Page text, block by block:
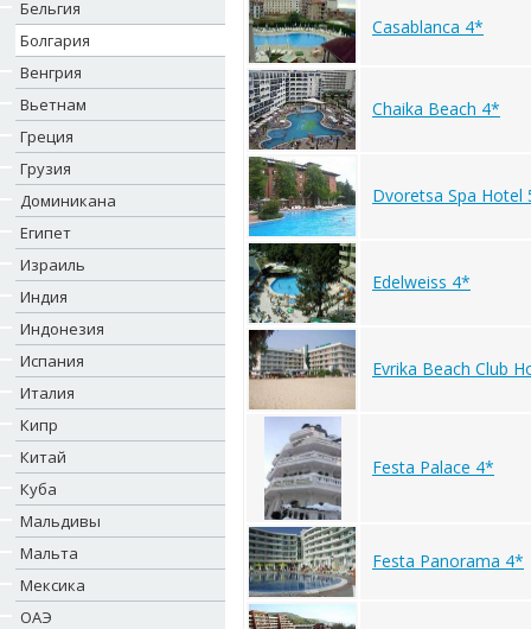
Бельгия
Болгария
Венгрия
Вьетнам
Греция
Грузия
Доминикана
Египет
Израиль
Индия
Индонезия
Испания
Италия
Кипр
Китай
Куба
Мальдивы
Мальта
Мексика
ОАЭ
Casablanca 4*
Chaika Beach 4*
Dvoretsa Spa Hotel
Edelweiss 4*
Evrika Beach Club
Festa Palace 4*
Festa Panorama 4*